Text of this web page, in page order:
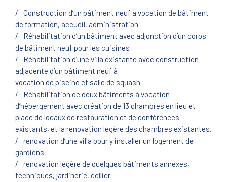
Construction d’un bâtiment neuf à vocation de bâtiment
de formation, accueil, administration
Réhabilitation d’un bâtiment avec adjonction d’un corps
de bâtiment neuf pour les cuisines
Réhabilitation d’une villa existante avec construction
adjacente d’un bâtiment neuf à
vocation de piscine et salle de squash
Réhabilitation de deux bâtiments à vocation
d’hébergement avec création de 13 chambres en lieu et
place de locaux de restauration et de conférences
existants, et la rénovation légère des chambres existantes.
rénovation d’une villa pour y installer un logement de
gardiens
rénovation légère de quelques bâtiments annexes,
techniques, jardinerie, cellier